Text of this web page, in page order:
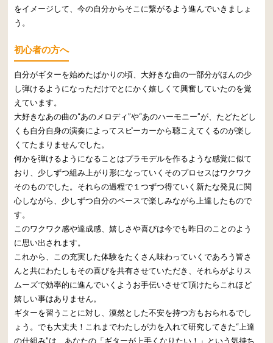
をイメージして、今の自分からそこに繋がるよう進んでいきましょ
う。
初心者の方へ
自分がギターを始めたばかりの頃、大好きな曲の一部分がほんの少
し弾けるようになっただけでとにかく嬉しくて興奮していたのを覚
えています。
大好きなあの曲の“あのメロディ”や“あのハーモニー”が、たどたどし
くも自分自身の演奏によってスピーカーから聴こえてくるのが楽し
くてたまりませんでした。
何かを弾けるようになることはプラモデルを作るような感覚に似て
おり、少しずつ組み上がり形になっていくそのプロセスはワクワク
そのものでした。それらの過程で１つずつ得ていく新たな発見に関
心しながら、少しずつ自分のペースで楽しみながら上達したもので
す。
このワクワク感や達成感、嬉しさや喜びは今でも昨日のことのよう
に思い出されます。
これから、この充実した体験をたくさん味わっていくであろう皆さ
んと共にわたしもその喜びを共有させていただき、それらがよりス
ムーズで効率的に進んでいくようお手伝いさせて頂けたらこれほど
嬉しい事はありません。
ギターを習うことに対し、漠然とした不安を持つ方もおられるでし
ょう。でも大丈夫！これまでわたしが力を入れて研究してきた“上達
の仕組み”は、あなたの「ギターが上手くなりたい！」という気持ち